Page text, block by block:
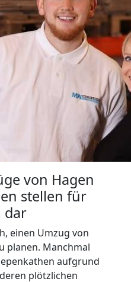
von Hagen
stellen für
dar
einen Umzug von
planen. Manchmal
aufgrund
plötzlichen